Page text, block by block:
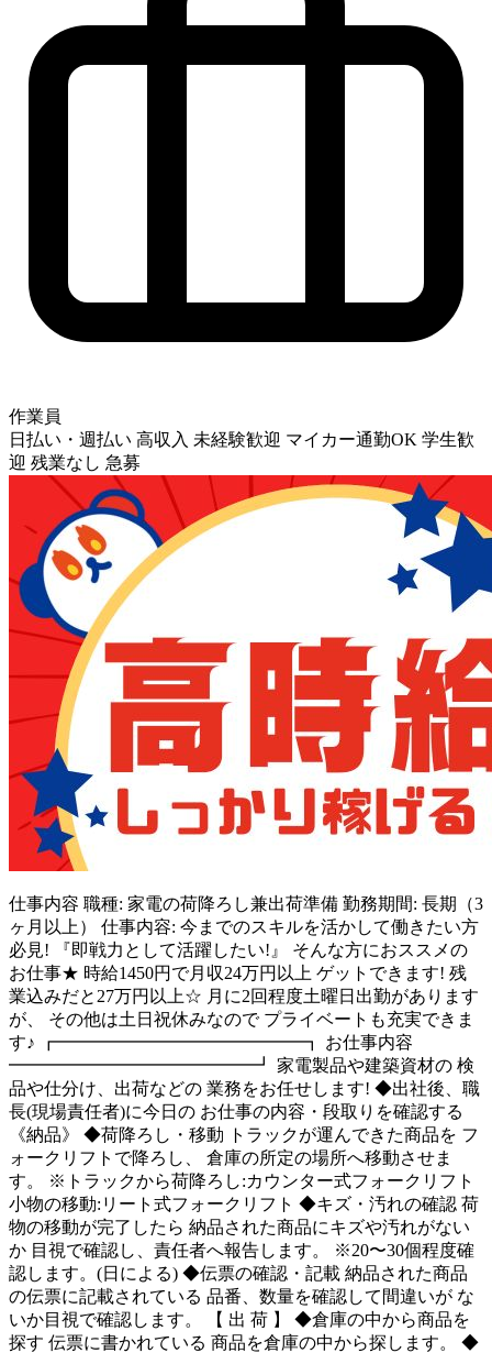
作業員
日払い・週払い 高収入 未経験歓迎 マイカー通勤OK 学生歓
迎 残業なし 急募
仕事内容 職種: 家電の荷降ろし兼出荷準備 勤務期間: 長期（3
ヶ月以上） 仕事内容: 今までのスキルを活かして働きたい方
必見! 『即戦力として活躍したい!』 そんな方におススメの
お仕事★ 時給1450円で月収24万円以上 ゲットできます! 残
業込みだと27万円以上☆ 月に2回程度土曜日出勤があります
が、 その他は土日祝休みなので プライベートも充実できま
す♪ ┏━━━━━━━━━━━━━━┓ お仕事内容
━━━━━━━━━━━━━━┛ 家電製品や建築資材の 検
品や仕分け、出荷などの 業務をお任せします! ◆出社後、職
長(現場責任者)に今日の お仕事の内容・段取りを確認する
《納品》 ◆荷降ろし・移動 トラックが運んできた商品を フ
ォークリフトで降ろし、 倉庫の所定の場所へ移動させま
す。 ※トラックから荷降ろし:カウンター式フォークリフト
小物の移動:リート式フォークリフト ◆キズ・汚れの確認 荷
物の移動が完了したら 納品された商品にキズや汚れがない
か 目視で確認し、責任者へ報告します。 ※20〜30個程度確
認します。(日による) ◆伝票の確認・記載 納品された商品
の伝票に記載されている 品番、数量を確認して間違いが な
いか目視で確認します。 【 出 荷 】 ◆倉庫の中から商品を
探す 伝票に書かれている 商品を倉庫の中から探します。 ◆